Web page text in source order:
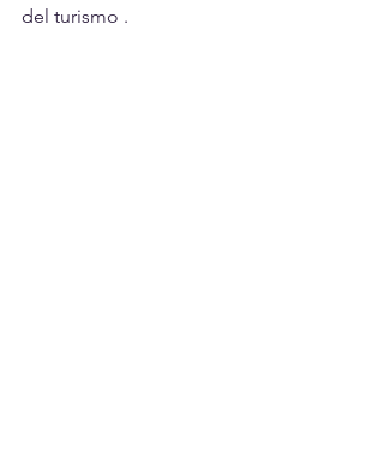
del turismo .